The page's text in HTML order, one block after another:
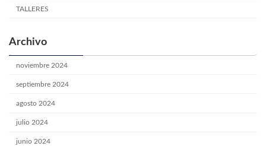
TALLERES
Archivo
noviembre 2024
septiembre 2024
agosto 2024
julio 2024
junio 2024